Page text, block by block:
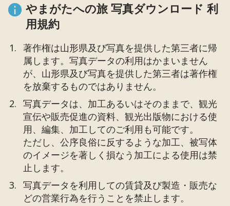
やまがたへの旅 写真ダウンロード 利
用規約
著作権は山形県及び写真を提供した第三者に帰
属します。写真データの利用はかまいません
が、山形県及び写真を提供した第三者は著作権
を放棄するものではありません。
写真データは、加工あるいはそのままで、観光
宣伝や販売促進の資料、観光出版物における使
用、編集、加工してのご利用も可能です。
ただし、公序良俗に反するような加工、被写体
のイメージを著しく損なう加工による使用は禁
止します。
写真データを利用しての賃貸及び製造・販売な
どの営業行為を行うことを禁止します。